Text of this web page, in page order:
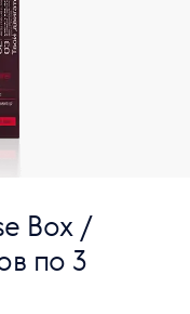
Box /
по 3